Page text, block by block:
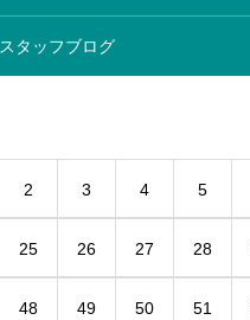
スタッフブログ
2 3 4 5
25 26 27 28
48 49 50 51